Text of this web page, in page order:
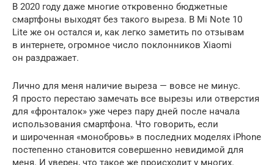
В 2020 году даже многие откровенно бюджетные
смартфоны выходят без такого выреза. В Mi Note 10
Lite же он остался и, как легко заметить по отзывам
в интернете, огромное число поклонников Xiaomi
он раздражает.
Лично для меня наличие выреза — вовсе не минус.
Я просто перестаю замечать все вырезы или отверстия
для «фронталок» уже через пару дней после начала
использования смартфона. Что говорить, если
и широченная «монобровь» в последних моделях iPhone
постепенно становится совершенно невидимой для
меня. И уверен, что такое же происходит у многих.